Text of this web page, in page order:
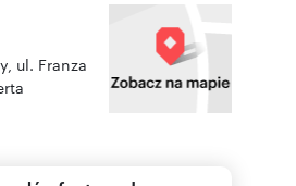
ul. Franza